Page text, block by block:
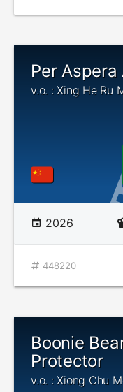
Per
v.o. : Xing He Ru
2026
448220
Boonie
Protector
v.o. : Xiong Chu